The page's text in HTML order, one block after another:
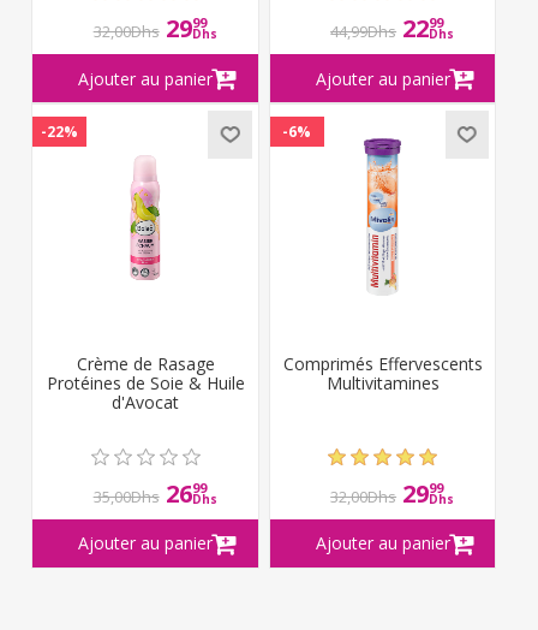
32,00Dhs 2999
Dhs 44,99Dhs 2299
Dhs
-22%
Crème de Rasage
Protéines de Soie & Huile
d'Avocat
35,00Dhs 2699
Dhs
-6%
Comprimés Effervescents
Multivitamines
32,00Dhs 2999
Dhs